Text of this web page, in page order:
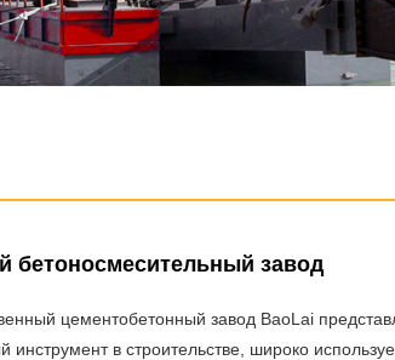
бетоносмесительный завод
цементобетонный завод BaoLai
инструмент в строительстве, широко